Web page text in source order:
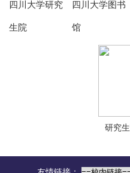
四川大学研究
生院
四川大学图书
馆
研究